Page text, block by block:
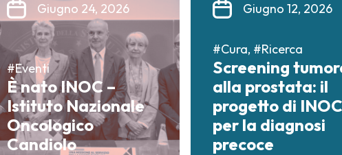
Giugno 24, 2026
#Eventi
È nato INOC –
Istituto Nazionale
Oncologico
Candiolo
Giugno 12, 2026
#Cura, #Ricerca
Screening
alla prostata: il
progetto di INOC
per la diagnosi
precoce